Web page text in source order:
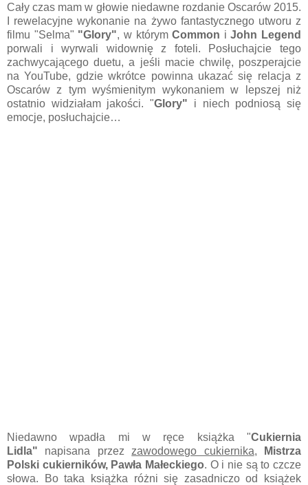
Cały czas mam w głowie niedawne rozdanie Oscarów 2015.
I rewelacyjne wykonanie na żywo fantastycznego utworu z
filmu "Selma" "Glory", w którymCommon iJohn Legend
porwali i wyrwali widownię z foteli. Posłuchajcie tego
zachwycającego duetu, a jeśli macie chwilę, poszperajcie
na YouTube, gdzie wkrótce powinna ukazać się relacja z
Oscarów z tym wyśmienitym wykonaniem w lepszej niż
ostatnio widziałam jakości. "Glory" i niech podniosą się
emocje, posłuchajcie…
Niedawno wpadła mi w ręce książka "Cukiernia
Lidla" napisana przez zawodowego cukiernika,
Mistrza
Polski cukierników, Pawła Małeckiego. O i nie są to czcze
słowa. Bo taka książka różni się zasadniczo od książek